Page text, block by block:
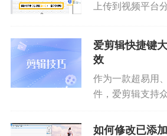
上传到视频平台
大小了，那么如
做到不影响画质
解压缩视频大小
爱剪辑快捷键
效
作为一款超易用
件，爱剪辑支持
打造精美视频！
如何修改已添